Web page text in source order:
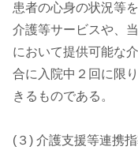
患者の心身の状況等
介護等サービスや、
において提供可能な
合に入院中２回に限
きるものである。
(３) 介護支援等連携